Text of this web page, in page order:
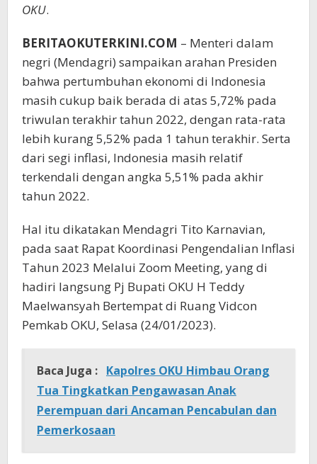
OKU.
BERITAOKUTERKINI.COM – Menteri dalam
negri (Mendagri) sampaikan arahan Presiden
bahwa pertumbuhan ekonomi di Indonesia
masih cukup baik berada di atas 5,72% pada
triwulan terakhir tahun 2022, dengan rata-rata
lebih kurang 5,52% pada 1 tahun terakhir. Serta
dari segi inflasi, Indonesia masih relatif
terkendali dengan angka 5,51% pada akhir
tahun 2022.
Hal itu dikatakan Mendagri Tito Karnavian,
pada saat Rapat Koordinasi Pengendalian Inflasi
Tahun 2023 Melalui Zoom Meeting, yang di
hadiri langsung Pj Bupati OKU H Teddy
Maelwansyah Bertempat di Ruang Vidcon
Pemkab OKU, Selasa (24/01/2023).
Baca Juga : Kapolres OKU Himbau Orang
Tua Tingkatkan Pengawasan Anak
Perempuan dari Ancaman Pencabulan dan
Pemerkosaan